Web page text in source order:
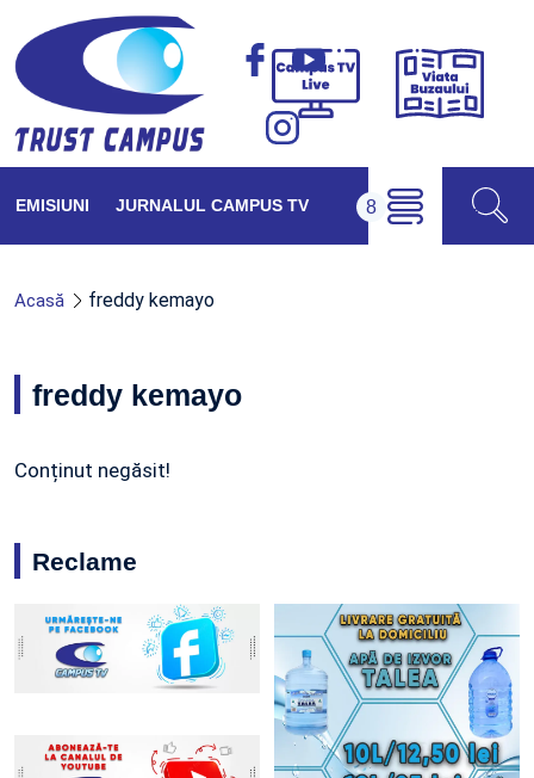
Campus
Viața
EMISIUNI JURNALUL CAMPUS TV
Acasă freddy kemayo
freddy kemayo
Conținut negăsit!
Reclame